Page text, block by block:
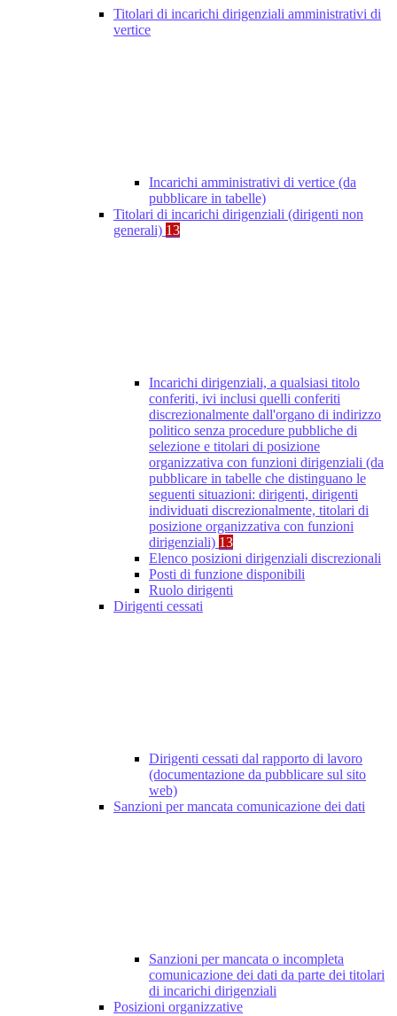
Titolari di incarichi dirigenziali amministrativi di
vertice
Incarichi amministrativi di vertice (da
pubblicare in tabelle)
Titolari di incarichi dirigenziali (dirigenti non
generali) 13
Incarichi dirigenziali, a qualsiasi titolo
conferiti, ivi inclusi quelli conferiti
discrezionalmente dall'organo di indirizzo
politico senza procedure pubbliche di
selezione e titolari di posizione
organizzativa con funzioni dirigenziali (da
pubblicare in tabelle che distinguano le
seguenti situazioni: dirigenti, dirigenti
individuati discrezionalmente, titolari di
posizione organizzativa con funzioni
dirigenziali) 13
Elenco posizioni dirigenziali discrezionali
Posti di funzione disponibili
Ruolo dirigenti
Dirigenti cessati
Dirigenti cessati dal rapporto di lavoro
(documentazione da pubblicare sul sito
web)
Sanzioni per mancata comunicazione dei dati
Sanzioni per mancata o incompleta
comunicazione dei dati da parte dei titolari
di incarichi dirigenziali
Posizioni organizzative